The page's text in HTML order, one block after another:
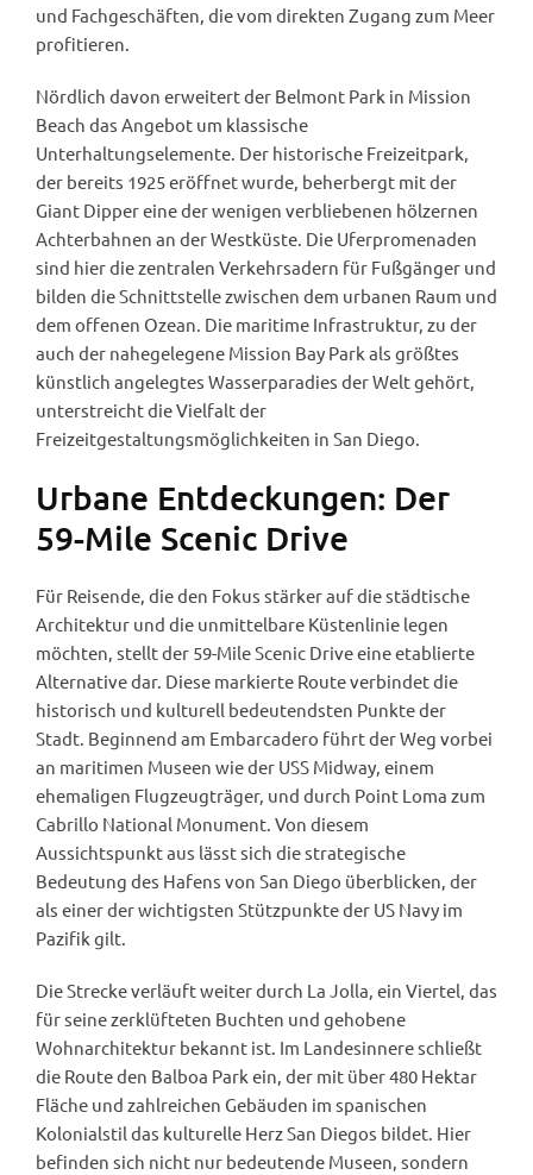
und Fachgeschäften, die vom direkten Zugang zum Meer
profitieren.
Nördlich davon erweitert der Belmont Park in Mission
Beach das Angebot um klassische
Unterhaltungselemente. Der historische Freizeitpark,
der bereits 1925 eröffnet wurde, beherbergt mit der
Giant Dipper eine der wenigen verbliebenen hölzernen
Achterbahnen an der Westküste. Die Uferpromenaden
sind hier die zentralen Verkehrsadern für Fußgänger und
bilden die Schnittstelle zwischen dem urbanen Raum und
dem offenen Ozean. Die maritime Infrastruktur, zu der
auch der nahegelegene Mission Bay Park als größtes
künstlich angelegtes Wasserparadies der Welt gehört,
unterstreicht die Vielfalt der
Freizeitgestaltungsmöglichkeiten in San Diego.
Urbane Entdeckungen: Der
59-Mile Scenic Drive
Für Reisende, die den Fokus stärker auf die städtische
Architektur und die unmittelbare Küstenlinie legen
möchten, stellt der 59-Mile Scenic Drive eine etablierte
Alternative dar. Diese markierte Route verbindet die
historisch und kulturell bedeutendsten Punkte der
Stadt. Beginnend am Embarcadero führt der Weg vorbei
an maritimen Museen wie der USS Midway, einem
ehemaligen Flugzeugträger, und durch Point Loma zum
Cabrillo National Monument. Von diesem
Aussichtspunkt aus lässt sich die strategische
Bedeutung des Hafens von San Diego überblicken, der
als einer der wichtigsten Stützpunkte der US Navy im
Pazifik gilt.
Die Strecke verläuft weiter durch La Jolla, ein Viertel, das
für seine zerklüfteten Buchten und gehobene
Wohnarchitektur bekannt ist. Im Landesinnere schließt
die Route den Balboa Park ein, der mit über 480 Hektar
Fläche und zahlreichen Gebäuden im spanischen
Kolonialstil das kulturelle Herz San Diegos bildet. Hier
befinden sich nicht nur bedeutende Museen, sondern